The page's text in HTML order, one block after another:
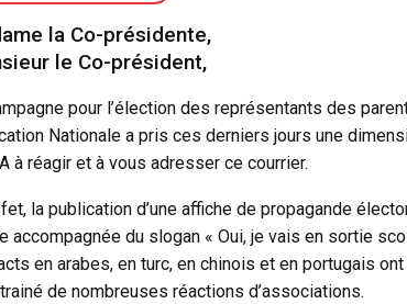
la Co-présidente,
le Co-président,
pour l’élection des représentants des
Nationale a pris ces derniers jours une
à réagir et à vous adresser ce courrier.
la publication d’une affiche de propagande
accompagnée du slogan « Oui, je vais en sortie
en arabes, en turc, en chinois et en portugais
de nombreuses réactions d’associations.